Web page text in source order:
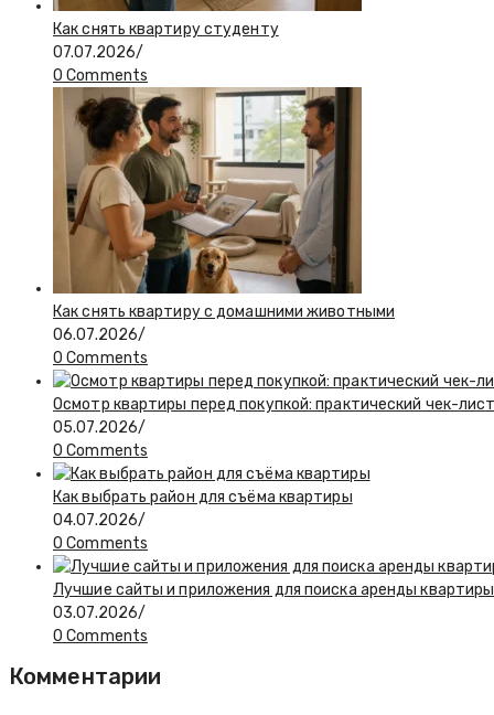
Как снять квартиру студенту
07.07.2026/
0 Comments
Как снять квартиру с домашними животными
06.07.2026/
0 Comments
Осмотр квартиры перед покупкой: практический чек-
05.07.2026/
0 Comments
Как выбрать район для съёма квартиры
04.07.2026/
0 Comments
Лучшие сайты и приложения для поиска аренды
03.07.2026/
0 Comments
Комментарии